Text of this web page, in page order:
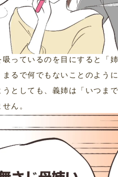
っているのを目にすると「
まるで何でもないことのよ
としても、義姉は「いつま
ん。